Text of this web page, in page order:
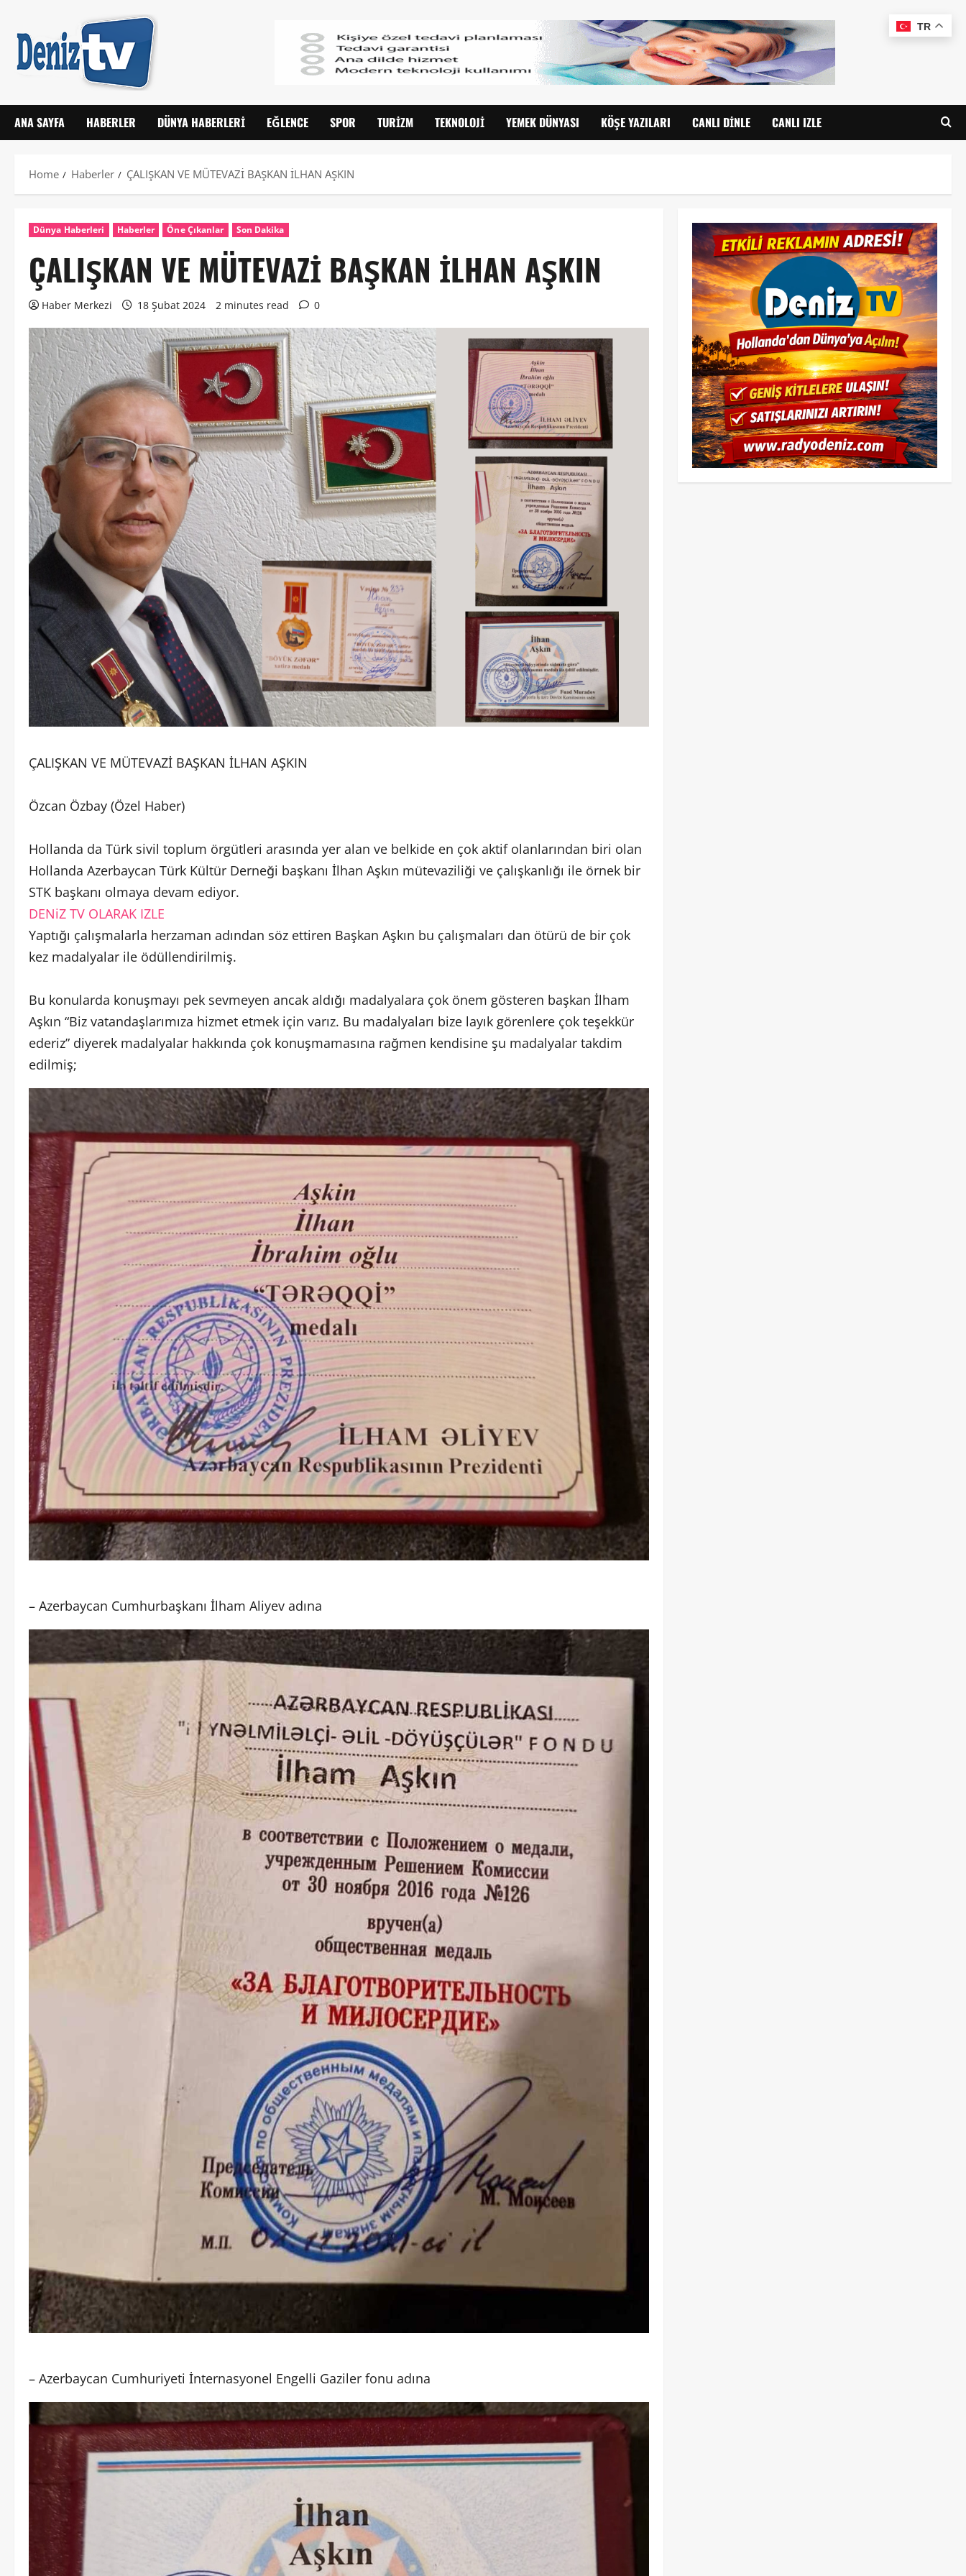
ANA SAYFA HABERLER DÜNYA HABERLERI EĞLENCE SPOR TURIZM TEKNOLOJI YEMEK DÜNYASI KÖŞE YAZILARI CANLI DINLE CANLI IZLE
Home Haberler ÇALIŞKAN VE MÜTEVAZİ BAŞKAN İLHAN AŞKIN
Dünya Haberleri Haberler Öne Çıkanlar Son Dakika
ÇALIŞKAN VE MÜTEVAZİ BAŞKAN İLHAN AŞKIN
Haber Merkezi 18 Şubat 2024 2 minutes read 0
ÇALIŞKAN VE MÜTEVAZİ BAŞKAN İLHAN AŞKIN
Özcan Özbay (Özel Haber)
Hollanda da Türk sivil toplum örgütleri arasında yer alan ve belkide en çok aktif olanlarından biri olan
Hollanda Azerbaycan Türk Kültür Derneği başkanı İlhan Aşkın mütevaziliği ve çalışkanlığı ile örnek bir
STK başkanı olmaya devam ediyor.
DENiZ TV OLARAK IZLE
Yaptığı çalışmalarla herzaman adından söz ettiren Başkan Aşkın bu çalışmaları dan ötürü de bir çok
kez madalyalar ile ödüllendirilmiş.
Bu konularda konuşmayı pek sevmeyen ancak aldığı madalyalara çok önem gösteren başkan İlham
Aşkın “Biz vatandaşlarımıza hizmet etmek için varız. Bu madalyaları bize layık görenlere çok teşekkür
ederiz” diyerek madalyalar hakkında çok konuşmamasına rağmen kendisine şu madalyalar takdim
edilmiş;
– Azerbaycan Cumhurbaşkanı İlham Aliyev adına
– Azerbaycan Cumhuriyeti İnternasyonel Engelli Gaziler fonu adına
TR